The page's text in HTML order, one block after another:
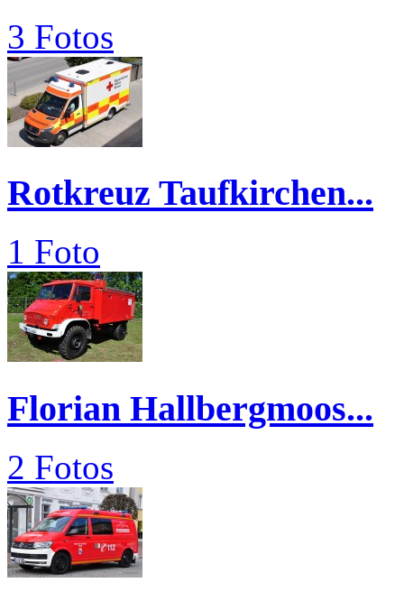
3 Fotos
Rotkreuz Taufkirchen...
1 Foto
Florian Hallbergmoos...
2 Fotos